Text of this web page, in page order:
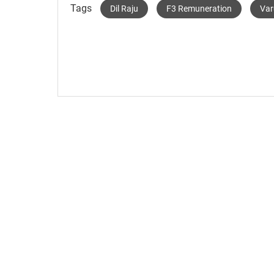
Tags Dil Raju F3 Remuneration